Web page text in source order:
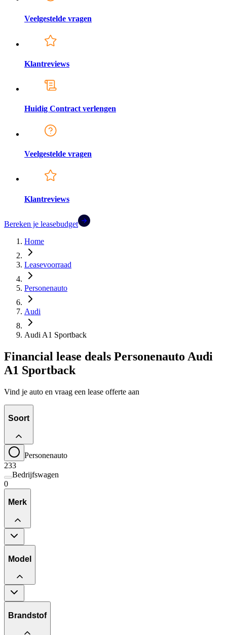
Veelgestelde vragen
Klantreviews
Huidig Contract verlengen
Veelgestelde vragen
Klantreviews
Bereken je leasebudget
Home
Leasevoorraad
Personenauto
Audi
Audi A1 Sportback
Financial lease deals Personenauto Audi
A1 Sportback
Vind je auto en vraag een lease offerte aan
Soort
Personenauto
233
Bedrijfswagen
0
Merk
Model
Brandstof